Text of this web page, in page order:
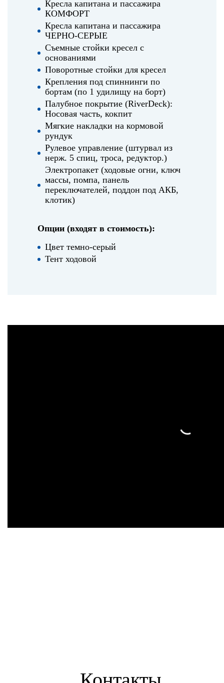
Кресла капитана и пассажира
КОМФОРТ
Кресла капитана и пассажира
ЧЕРНО-СЕРЫЕ
Съемные стойки кресел с
основаниями
Поворотные стойки для кресел
Крепления под спиннинги по
бортам (по 1 удилищу на борт)
Палубное покрытие (RiverDeck):
Носовая часть, кокпит
Мягкие накладки на кормовой
рундук
Рулевое управление (штурвал из
нерж. 5 спиц, троса, редуктор.)
Электропакет (ходовые огни, ключ
массы, помпа, панель
переключателей, поддон под АКБ,
клотик)
Опции (входят в стоимость):
Цвет темно-серый
Тент ходовой